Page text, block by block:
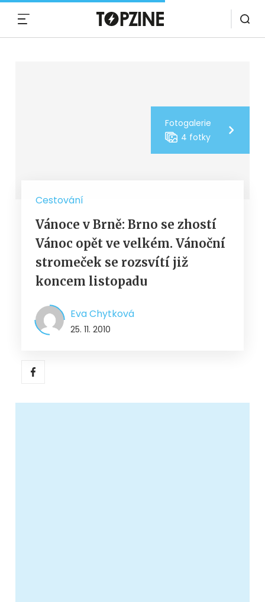
Fotogalerie
4 fotky
Cestování
Vánoce v Brně: Brno se zhostí
Vánoc opět ve velkém. Vánoční
stromeček se rozsvítí již
koncem listopadu
Eva Chytková
25. 11. 2010